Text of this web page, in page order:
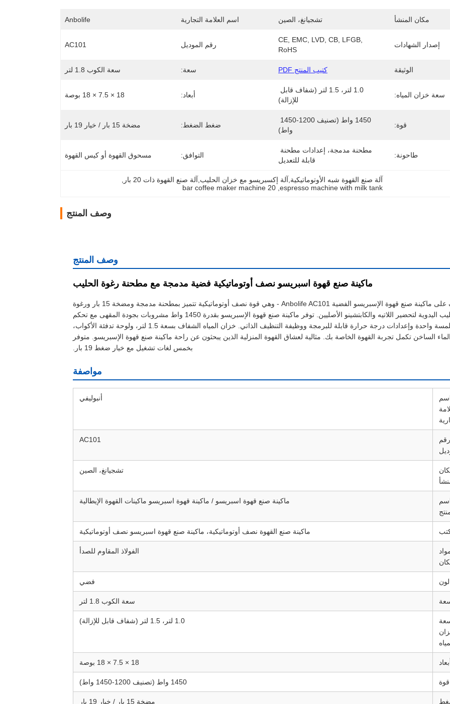
مكان المنشأ تشجيانغ، الصين اسم العلامة التجارية Anbolife
إصدار الشهادات
CE, EMC, LVD, CB, LFGB,
RoHS
رقم الموديل AC101
الوثيقة كتيب المنتج PDF سعة: سعة الكوب 1.8 لتر
سعة خزان المياه:
للإزالة)
أبعاد: 18 × 7.5 × 18 بوصة
قوة:
واط)
ضغط الضغط: مضخة 15 بار / خيار 19 بار
طاحونة:
قابلة للتعديل
التوافق: مسحوق القهوة أو كيس القهوة
آلة صنع القهوة شبه الأوتوماتيكية,آلة إكسبريسو مع خزان الحليب,آلة صنع القهوة ذات 20 بار
espresso machine with milk tank
,
20 bar coffee maker machine
وصف المنتج
وصف المنتج
ماكينة صنع قهوة اسبريسو نصف أوتوماتيكية فضية مدمجة مع مطحنة رغوة الحليب
تعرف على ماكينة صنع قهوة الإسبريسو الفضية Anbolife AC101 - وهي قوة نصف أوتوماتيكية تتميز بمطحنة مدمجة ومضخة 15 بار ورغوة
الحليب اليدوية لتحضير اللاتيه والكابتشينو الأصليين. توفر ماكينة صنع قهوة الإسبريسو بقدرة 1450 واط مشروبات بجودة المقهى مع تحكم
رقمي بلمسة واحدة وإعدادات درجة حرارة قابلة للبرمجة ووظيفة التنظيف الذاتي. خزان المياه الشفاف بسعة 1.5 لتر، ولوحة تدفئة الأكواب،
الساخن تكمل تجربة القهوة الخاصة بك. مثالية لعشاق القهوة المنزلية الذين يبحثون عن راحة ماكينة صنع قهوة الإسبريسو. متوفر
بخمس لغات تشغيل مع خيار ضغط 19 بار.
مواصفة
أنبوليفي
رقم
AC101
تشجيانغ، الصين
ماكينة صنع قهوة اسبريسو / ماكينة قهوة اسبريسو ماكينات القهوة الإيطالية
ماكينة صنع القهوة نصف أوتوماتيكية، ماكينة صنع قهوة اسبريسو نصف أوتوماتيكية
الفولاذ المقاوم للصدأ
لون فضي
سعة الكوب 1.8 لتر
1.0 لتر، 1.5 لتر (شفاف قابل للإزالة)
18 × 7.5 × 18 بوصة
قوة 1450 واط (تصنيف 1200-1450 واط)
مضخة 15 بار / خيار 19 بار